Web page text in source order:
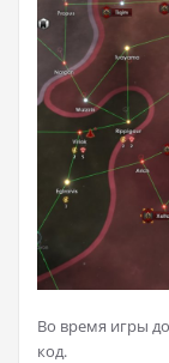
Во время игры
код.